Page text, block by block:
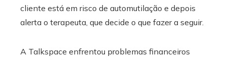
cliente está em risco de automutilação e depois
alerta o terapeuta, que decide o que fazer a seguir.
A Talkspace enfrentou problemas financeiros